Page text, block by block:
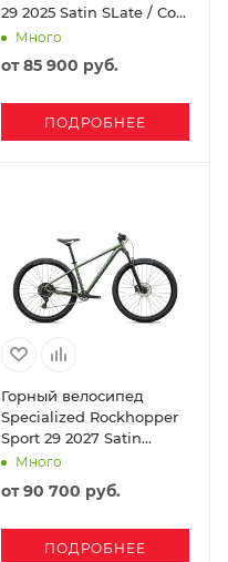
29 2025 Satin SLate / Cool
GreyМного
от85 900 руб.
ПОДРОБНЕЕ
Горный велосипед
Specialized Rockhopper
Sport 29 2027 Satin
Bottle Green / Oak Green
Много
от90 700 руб.
ПОДРОБНЕЕ